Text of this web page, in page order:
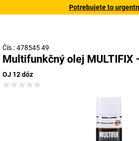
Potrebujete to
Čís.: 478545 49
Multifunkčný olej MULTIFIX
OJ 12 dóz